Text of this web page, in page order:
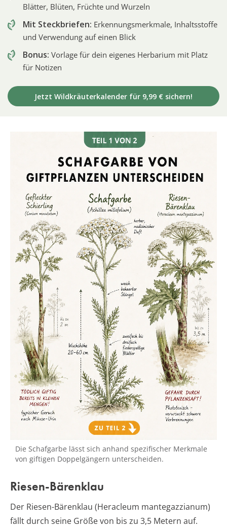
Blätter, Blüten, Früchte und Wurzeln
Mit Steckbriefen: Erkennungsmerkmale, Inhaltsstoffe
und Verwendung auf einen Blick
Bonus: Vorlage für dein eigenes Herbarium mit Platz
für Notizen
Jetzt Wildkräuterkalender für 9,99 € sichern!
Die Schafgarbe lässt sich anhand spezifischer Merkmale
von giftigen Doppelgängern unterscheiden.
Riesen-Bärenklau
Der Riesen-Bärenklau (Heracleum mantegazzianum)
fällt durch seine Größe von bis zu 3,5 Metern auf.